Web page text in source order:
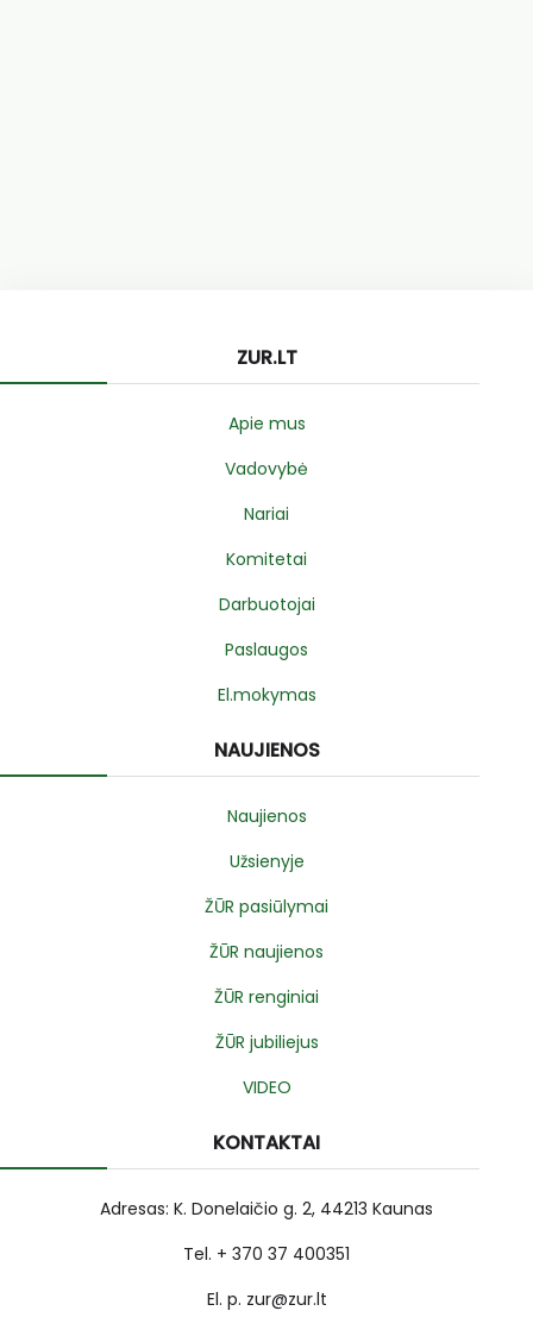
ZUR.LT
Apie mus
Vadovybė
Nariai
Komitetai
Darbuotojai
Paslaugos
El.mokymas
NAUJIENOS
Naujienos
Užsienyje
ŽŪR pasiūlymai
ŽŪR naujienos
ŽŪR renginiai
ŽŪR jubiliejus
VIDEO
KONTAKTAI
Adresas: K. Donelaičio g. 2, 44213 Kaunas
Tel. + 370 37 400351
El. p. zur@zur.lt